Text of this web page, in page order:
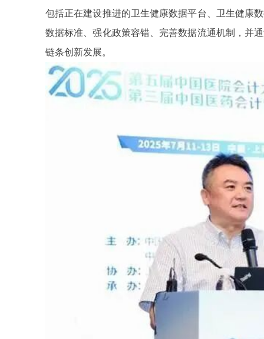
包括正在建设推进的卫生健康数据平台、卫生健康
数据标准、强化政策容错、完善数据流通机制，并
链条创新发展。